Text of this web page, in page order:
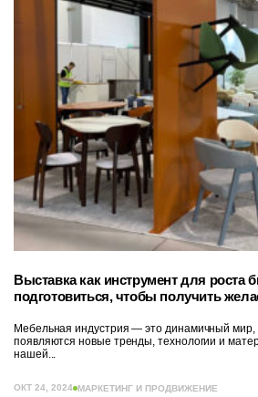
Выставка как инструмент для роста
подготовиться, чтобы получить
Мебельная индустрия — это динамичный мир,
появляются новые тренды, технологии и
нашей...
ОКТ 24, 2024 МАРКЕТИНГ И ПРОДВИЖЕНИЕ